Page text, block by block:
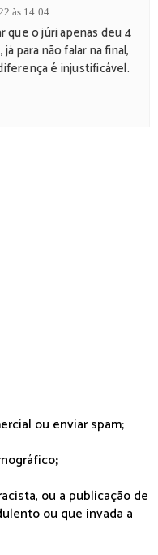
às 14:04
que o júri apenas deu 4
para não falar na final,
é injustificável.
ou enviar spam;
ou a publicação de
ou que invada a